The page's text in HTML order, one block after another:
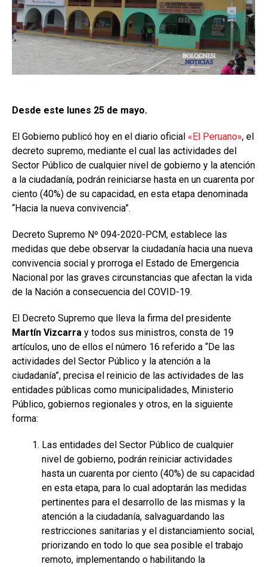
Desde este lunes 25 de mayo.
El Gobierno publicó hoy en el diario oficial «El Peruano», el
decreto supremo, mediante el cual las actividades del
Sector Público de cualquier nivel de gobierno y la atención
a la ciudadanía, podrán reiniciarse hasta en un cuarenta por
ciento (40%) de su capacidad, en esta etapa denominada
“Hacia la nueva convivencia”.
Decreto Supremo Nº 094-2020-PCM, establece las
medidas que debe observar la ciudadanía hacia una nueva
convivencia social y prorroga el Estado de Emergencia
Nacional por las graves circunstancias que afectan la vida
de la Nación a consecuencia del COVID-19.
El Decreto Supremo que lleva la firma del presidente
Martín Vizcarra y todos sus ministros, consta de 19
artículos, uno de ellos el número 16 referido a “De las
actividades del Sector Público y la atención a la
ciudadanía”, precisa el reinicio de las actividades de las
entidades públicas como municipalidades, Ministerio
Público, gobiernos regionales y otros, en la siguiente
forma:
Las entidades del Sector Público de cualquier
nivel de gobierno, podrán reiniciar actividades
hasta un cuarenta por ciento (40%) de su capacidad
en esta etapa, para lo cual adoptarán las medidas
pertinentes para el desarrollo de las mismas y la
atención a la ciudadanía, salvaguardando las
restricciones sanitarias y el distanciamiento social,
priorizando en todo lo que sea posible el trabajo
remoto, implementando o habilitando la